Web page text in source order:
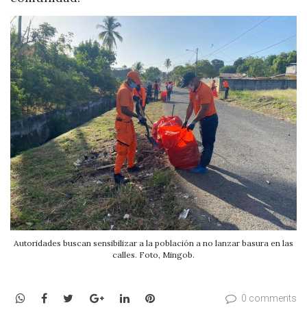
Autoridades buscan sensibilizar a la población a no lanzar basura en las
calles. Foto, Mingob.
WhatsApp
Facebook
TwitterGoogle+LinkedInPinterest 0 comments